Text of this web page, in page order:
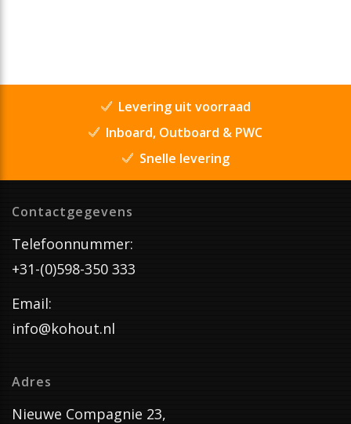
Levering uit voorraad
Inboard, Outboard & PWC
Snelle levering
Contactgegevens
Telefoonnummer:
+31-(0)598-350 333
Email:
info@kohout.nl
Adres
Nieuwe Compagnie 23,